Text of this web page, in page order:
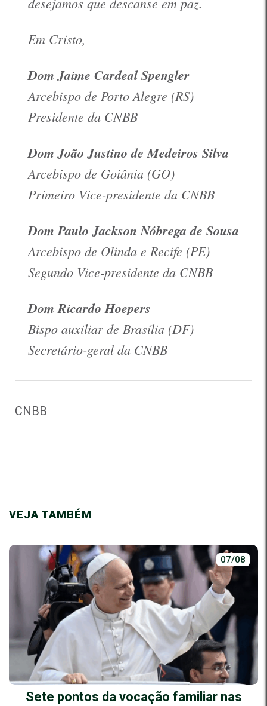
Em Cristo,
Dom Jaime Cardeal Spengler
Arcebispo de Porto Alegre (RS)
Presidente da CNBB
Dom João Justino de Medeiros Silva
Arcebispo de Goiânia (GO)
Primeiro Vice-presidente da CNBB
Dom Paulo Jackson Nóbrega de Sousa
Arcebispo de Olinda e Recife (PE)
Segundo Vice-presidente da CNBB
Dom Ricardo Hoepers
Bispo auxiliar de Brasília (DF)
Secretário-geral da CNBB
CNBB
VEJA TAMBÉM
07/08
Sete pontos da vocação familiar nas